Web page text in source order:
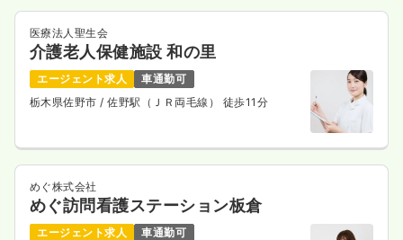
医療法人聖生会
介護老人保健施設 和の里
エージェント求人
車通勤可
栃木県佐野市/ 佐野駅（ＪＲ両毛線） 徒歩11分
めぐ株式会社
めぐ訪問看護ステーション板倉
エージェント求人
車通勤可